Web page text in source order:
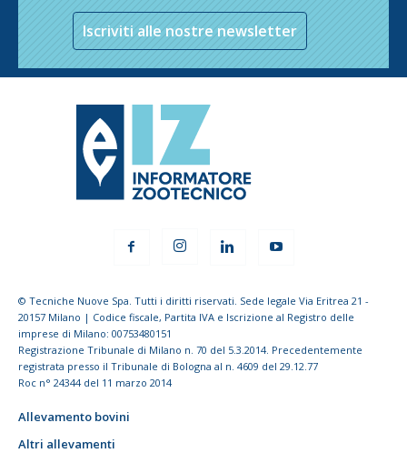
Iscriviti alle nostre newsletter
© Tecniche Nuove Spa. Tutti i diritti riservati. Sede legale Via Eritrea 21 -
20157 Milano | Codice fiscale, Partita IVA e Iscrizione al Registro delle
imprese di Milano: 00753480151
Registrazione Tribunale di Milano n. 70 del 5.3.2014. Precedentemente
registrata presso il Tribunale di Bologna al n. 4609 del 29.12.77
Roc n° 24344 del 11 marzo 2014
Allevamento bovini
Altri allevamenti